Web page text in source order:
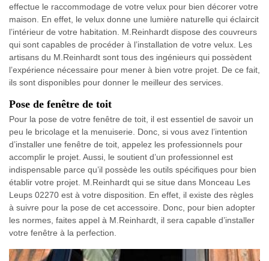
effectue le raccommodage de votre velux pour bien décorer votre
maison. En effet, le velux donne une lumière naturelle qui éclaircit
l’intérieur de votre habitation. M.Reinhardt dispose des couvreurs
qui sont capables de procéder à l’installation de votre velux. Les
artisans du M.Reinhardt sont tous des ingénieurs qui possèdent
l’expérience nécessaire pour mener à bien votre projet. De ce fait,
ils sont disponibles pour donner le meilleur des services.
Pose de fenêtre de toit
Pour la pose de votre fenêtre de toit, il est essentiel de savoir un
peu le bricolage et la menuiserie. Donc, si vous avez l’intention
d’installer une fenêtre de toit, appelez les professionnels pour
accomplir le projet. Aussi, le soutient d’un professionnel est
indispensable parce qu’il possède les outils spécifiques pour bien
établir votre projet. M.Reinhardt qui se situe dans Monceau Les
Leups 02270 est à votre disposition. En effet, il existe des règles
à suivre pour la pose de cet accessoire. Donc, pour bien adopter
les normes, faites appel à M.Reinhardt, il sera capable d’installer
votre fenêtre à la perfection.